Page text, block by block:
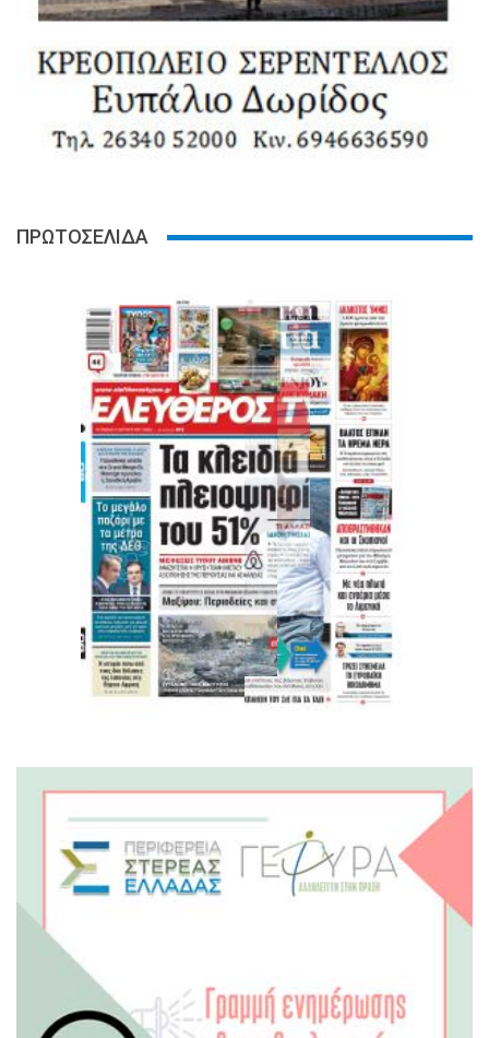
ΠΡΩΤΟΣΕΛΙΔΑ